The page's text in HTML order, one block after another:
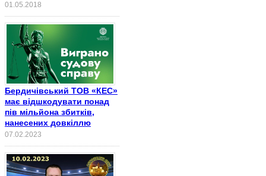
01.05.2018
Бердичівський ТОВ «КЕС»
має відшкодувати понад
пів мільйона збитків,
нанесених довкіллю
07.02.2023